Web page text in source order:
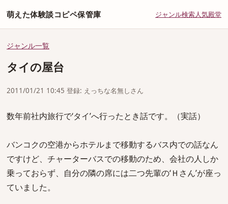
萌えた体験談コピペ保管庫 ジャンル検索人気殿堂
ジャンル一覧
タイの屋台
2011/01/21 10:45 登録: えっちな名無しさん
数年前社内旅行で‘タイ’へ行ったとき話です。（実話）
バンコクの空港からホテルまで移動するバス内での話なん
ですけど、チャーターバスでの移動のため、会社の人しか
乗っておらず、自分の隣の席には二つ先輩の‘Ｈさん’が座っ
ていました。